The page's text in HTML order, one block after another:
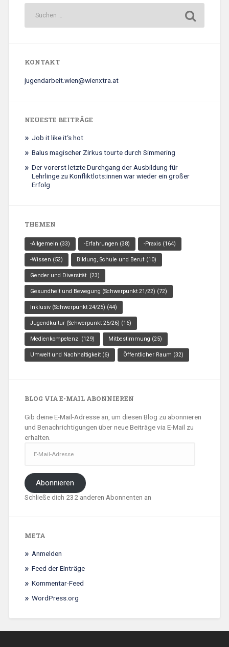
KONTAKT
jugendarbeit.wien@wienxtra.at
NEUESTE BEITRÄGE
Job it like it‘s hot
Balus magischer Zirkus tourte durch Simmering
Der vorerst letzte Durchgang der Ausbildung für
Lehrlinge zu Konfliktlots:innen war wieder ein großer
Erfolg
THEMEN
-Allgemein (33) -Erfahrungen (38) -Praxis(164)
-Wissen (52) Bildung, Schule und Beruf(10)
Gender und Diversität (23)
Gesundheit und Bewegung (Schwerpunkt 21/22) (72)
Inklusiv (Schwerpunkt 24/25) (44)
Jugendkultur (Schwerpunkt 25/26) (16)
Medienkompetenz (129) Mitbestimmung (25)
Umwelt und Nachhaltigkeit(6) Öffentlicher Raum (32)
BLOG VIA E-MAIL ABONNIEREN
Gib deine E-Mail-Adresse an, um diesen Blog zu abonnieren
und Benachrichtigungen über neue Beiträge via E-Mail zu
erhalten.
Mail-
Adresse
Abonnieren
Schließe dich 232 anderen Abonnenten an
META
Anmelden
Feed der Einträge
Kommentar-Feed
WordPress.org